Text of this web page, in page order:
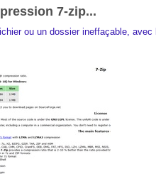
7-zip...
ou un dossier ineffaçable,